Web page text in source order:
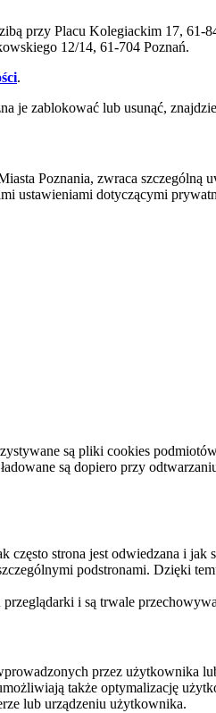
przy Placu Kolegiackim 17, 61-
12/14, 61-704 Poznań.
.
je zablokować lub usunąć,
Poznania, zwraca szczególną
ustawieniami dotyczącymi
są pliki cookies
są dopiero przy
strona jest odwiedzana i
podstronami. Dzięki
i są trwale
przez użytkownika
także optymalizację
lub urządzeniu użytkownika.